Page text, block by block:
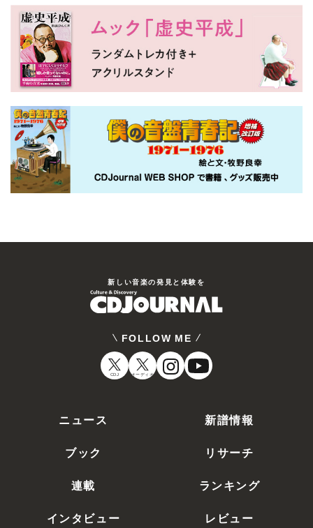
新しい⾳楽の発⾒と体験を
FOLLOW ME
CDJ オーディオ
ニュース
新譜情報
ブック
リサーチ
連載
ランキング
インタビュー
レビュー